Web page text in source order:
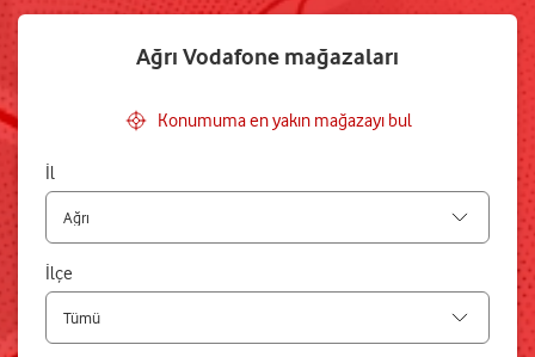
Ağrı Vodafone mağazaları
Konumuma en yakın mağazayı bul
İl
İlçe